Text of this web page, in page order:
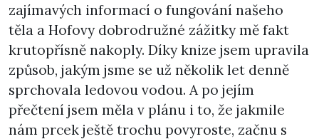
zajímavých informací o fungování našeho
těla a Hofovy dobrodružné zážitky mě fakt
krutopřísně nakoply. Díky knize jsem upravila
způsob, jakým jsme se už několik let denně
sprchovala ledovou vodou. A po jejím
přečtení jsem měla v plánu i to, že jakmile
nám prcek ještě trochu povyroste, začnu s